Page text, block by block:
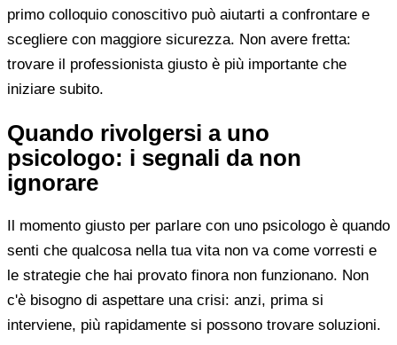
primo colloquio conoscitivo può aiutarti a confrontare e
scegliere con maggiore sicurezza. Non avere fretta:
trovare il professionista giusto è più importante che
iniziare subito.
Quando rivolgersi a uno
psicologo: i segnali da non
ignorare
Il momento giusto per parlare con uno psicologo è quando
senti che qualcosa nella tua vita non va come vorresti e
le strategie che hai provato finora non funzionano. Non
c'è bisogno di aspettare una crisi: anzi, prima si
interviene, più rapidamente si possono trovare soluzioni.